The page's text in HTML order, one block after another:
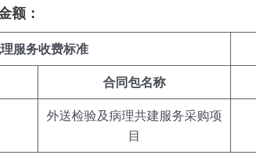
额：
服务收费标准
合同包名称
外送检验及病理共建服务采购项
目